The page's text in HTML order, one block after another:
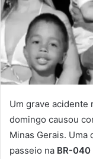
Um grave acidente
domingo causou
Minas Gerais.
passeio na BR-040